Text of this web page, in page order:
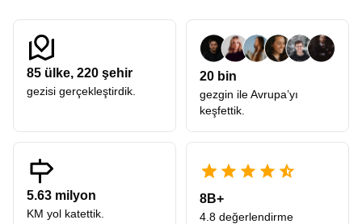
85 ülke, 220 şehir
gezisi gerçekleştirdik.
20 bin
gezgin ile Avrupa’yı
keşfettik.
5.63 milyon
KM yol katettik.
8B+
4.8 değerlendirme